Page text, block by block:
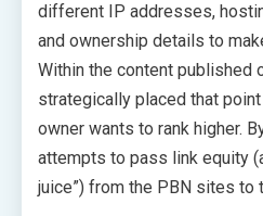
different IP addresses,
and ownership details to
Within the content published
strategically placed that
owner wants to rank higher.
attempts to pass link equity
juice”) from the PBN sites to